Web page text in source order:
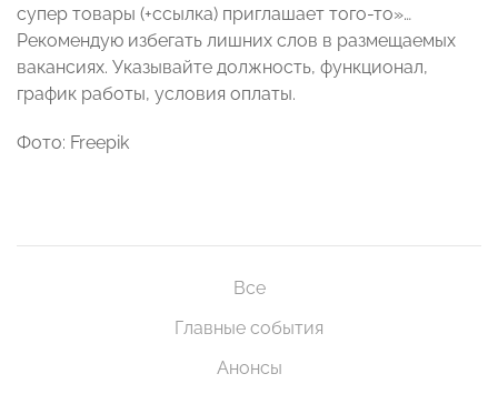
супер товары (+ссылка) приглашает того-то»…
Рекомендую избегать лишних слов в размещаемых
вакансиях. Указывайте должность, функционал,
график работы, условия оплаты.
Фото: Freepik
Все
Главные события
Анонсы